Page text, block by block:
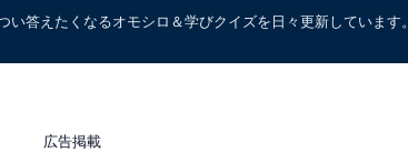
答えたくなるオモシロ＆学びクイズを日々更新しています。
広告掲載